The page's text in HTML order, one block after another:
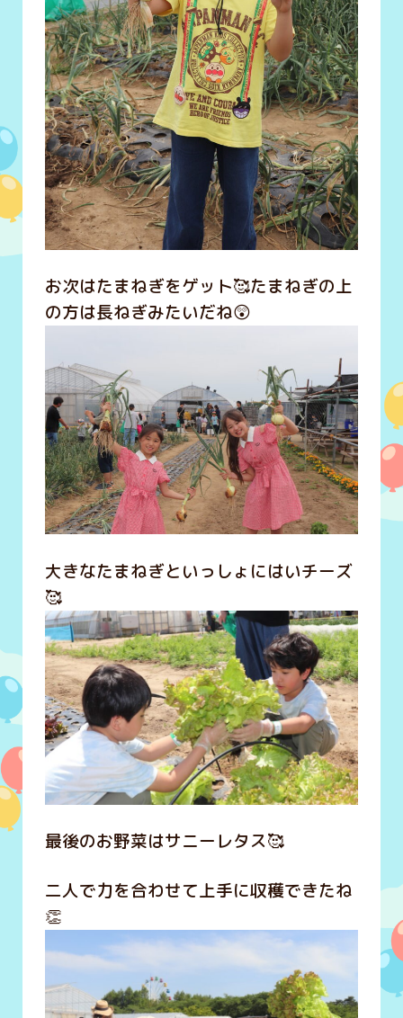
お次はたまねぎをゲット🥰たまねぎの上
の方は長ねぎみたいだね😲
大きなたまねぎといっしょにはいチーズ
🥰
最後のお野菜はサニーレタス🥰
二人で力を合わせて上手に収穫できたね
👏